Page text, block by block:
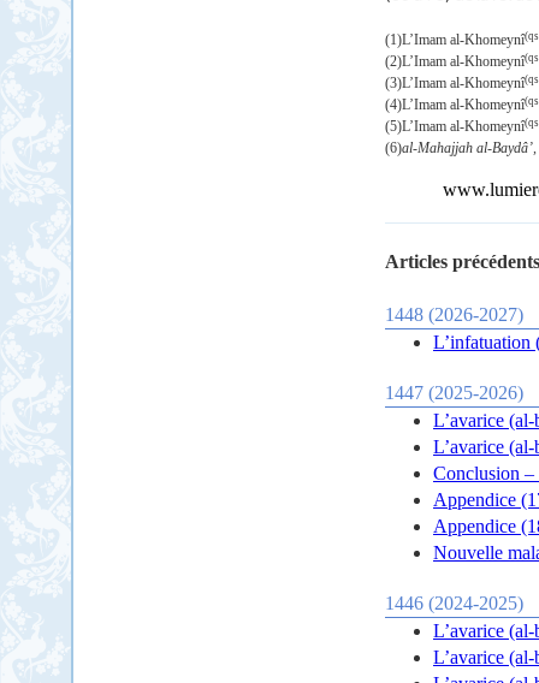
(1)L’Imam al-Khomeynî
(2)L’Imam al-Khomeynî
(3)L’Imam al-Khomeynî
(4)L’Imam al-Khomeynî
(5)L’Imam al-Khomeynî
(6)al-Mahajjah al-Baydâ’,
Articles
1448 (2026-2027)
L’infatuation
1447 (2025-2026)
L’avarice
L’avarice
Conclusion –
Appendice
Appendice
Nouvelle
1446 (2024-2025)
L’avarice
L’avarice